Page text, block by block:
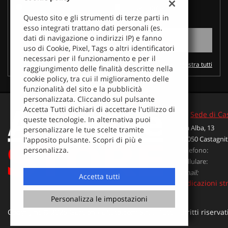
0 VEICOLI DISPONIBILI
Mostra tutti
Sede di
Via Alba, 13
12050
Telefono:
Cellulare:
Email:
Indicazioni
Copyright © 2026 GestionaleAuto.com S.r.l., Tutti i diritti
Questo sito e gli strumenti di terze parti in
esso integrati trattano dati personali (es.
dati di navigazione o indirizzi IP) e fanno
uso di Cookie, Pixel, Tags o altri identificatori
necessari per il funzionamento e per il
raggiungimento delle finalità descritte nella
cookie policy, tra cui il miglioramento delle
funzionalità del sito e la pubblicità
personalizzata. Cliccando sul pulsante
Accetta Tutti dichiari di accettare l'utilizzo di
queste tecnologie. In alternativa puoi
personalizzare le tue scelte tramite
l'apposito pulsante. Scopri di più e
personalizza.
Accetta tutti
Personalizza le impostazioni
strumenti
tracciamento
rimanda
alla
cookie
policy.
Puoi
rivedere
modificare
momento.
Leggi
la